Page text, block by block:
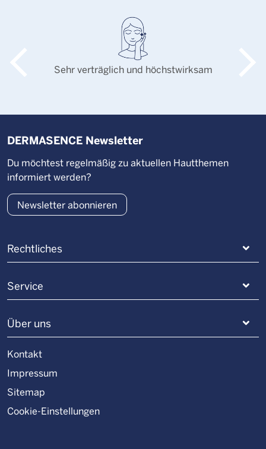
Sehr verträglich und höchstwirksam
Rechtliches
Service
Über uns
Kontakt
Impressum
Sitemap
Cookie-Einstellungen
DERMASENCE Newsletter
Du möchtest regelmäßig zu aktuellen Hautthemen
informiert werden?
Newsletter abonnieren